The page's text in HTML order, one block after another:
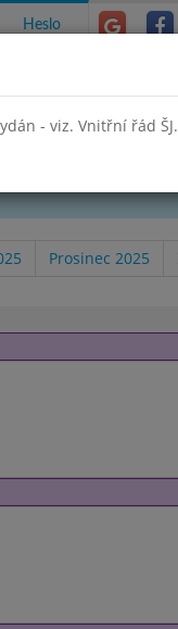
Heslo
Prosinec 2025
- viz. Vnitřní řád ŠJ.